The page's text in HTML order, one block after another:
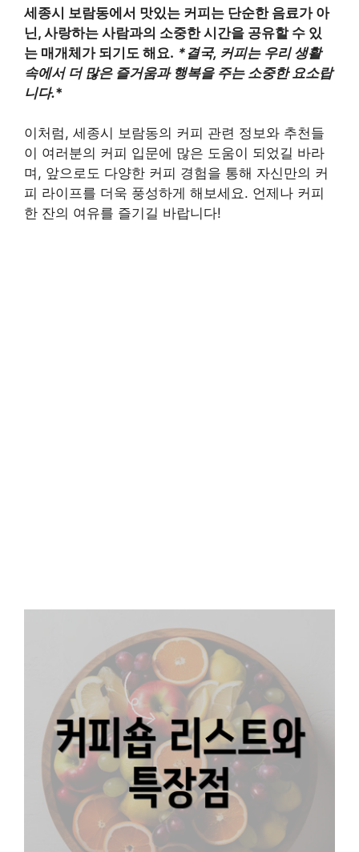
세종시 보람동에서 맛있는 커피는 단순한 음료가 아
닌, 사랑하는 사람과의 소중한 시간을 공유할 수 있
는 매개체가 되기도 해요. *결국, 커피는 우리 생활
속에서 더 많은 즐거움과 행복을 주는 소중한 요소랍
니다.*
이처럼, 세종시 보람동의 커피 관련 정보와 추천들
이 여러분의 커피 입문에 많은 도움이 되었길 바라
며, 앞으로도 다양한 커피 경험을 통해 자신만의 커
피 라이프를 더욱 풍성하게 해보세요. 언제나 커피
한 잔의 여유를 즐기길 바랍니다!